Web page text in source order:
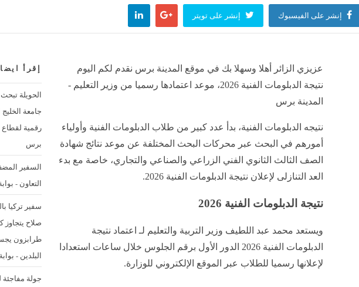
إنشر على الفيسبوك إنشر على تويتر
إقرأ ايضا
الحويلة
جامعة
رقمية لقطاع
برس
السفير
التعاون -
سفير تركيا
صلاح
طرابزون
البلدين -
جولة مفاجئة
عزيزي الزائر أهلا وسهلا بك في موقع المدينة برس نقدم لكم اليوم
نتيجة الدبلومات الفنية 2026، موعد اعتمادها رسميا من وزير التعليم -
المدينة برس
نتيجه الدبلومات الفنية، بدأ عدد كبير من طلاب الدبلومات الفنية وأولياء
أمورهم في البحث عبر محركات البحث المختلفة عن موعد نتائج شهادة
الصف الثالث الثانوي الفني الزراعي والصناعي والتجاري، خاصة مع بدء
العد التنازلى لإعلان نتيجة الدبلومات الفنية 2026.
نتيجة الدبلومات الفنية 2026
ويستعد محمد عبد اللطيف وزير التربية والتعليم لـ اعتماد نتيجة
الدبلومات الفنية 2026 الدور الأول برقم الجلوس خلال ساعات استعدادا
لإعلانها رسميا للطلاب عبر الموقع الإلكتروني للوزارة.